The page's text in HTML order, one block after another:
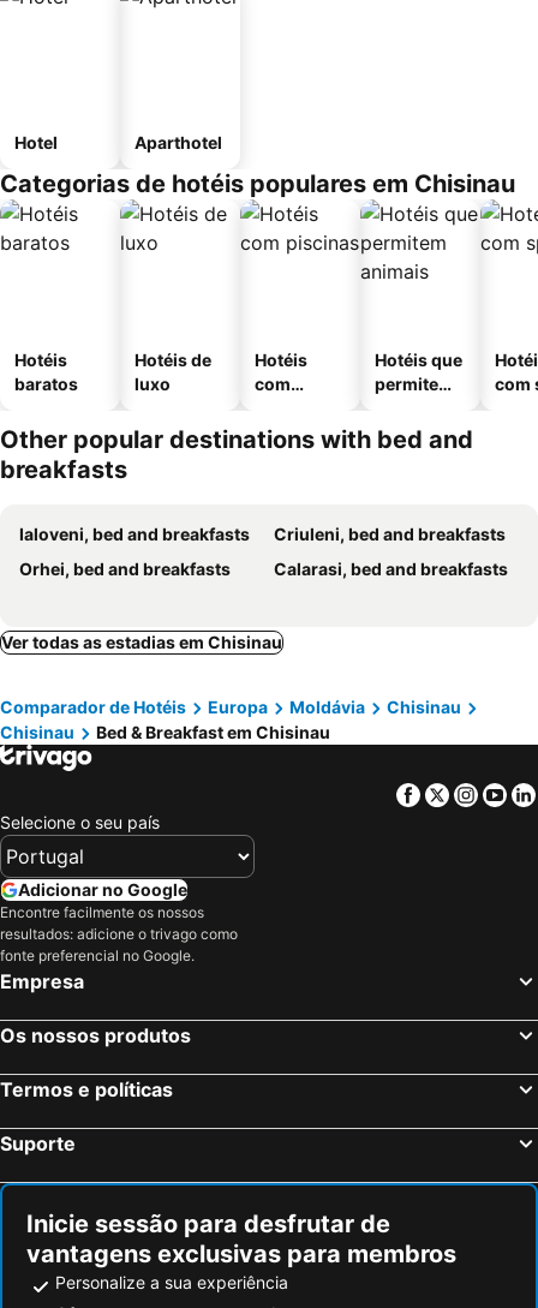
Hotel Aparthotel
Categorias de hotéis populares em Chisinau
Hotéis
baratos
Hotéis de
luxo
Hotéis
com
Hotéis que
permitem
com
Other popular destinations with bed and
breakfasts
Ialoveni, bed and breakfasts
Criuleni, bed and breakfasts
Orhei, bed and breakfasts
Calarasi, bed and breakfasts
Ver todas as estadias em Chisinau
Comparador de Hotéis Europa Moldávia
Chisinau
Chisinau
Bed & Breakfast em Chisinau
Facebook
Twitter
Selecione o seu país
Adicionar no Google
Encontre facilmente os nossos
resultados: adicione o trivago como
fonte preferencial no Google.
Empresa
Os nossos produtos
Termos e políticas
Suporte
Inicie sessão para desfrutar de
vantagens exclusivas para membros
Personalize a sua experiência